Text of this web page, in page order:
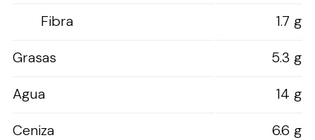
Fibra
1.7 g
Grasas
5.3 g
Agua
14 g
Ceniza
6.6 g